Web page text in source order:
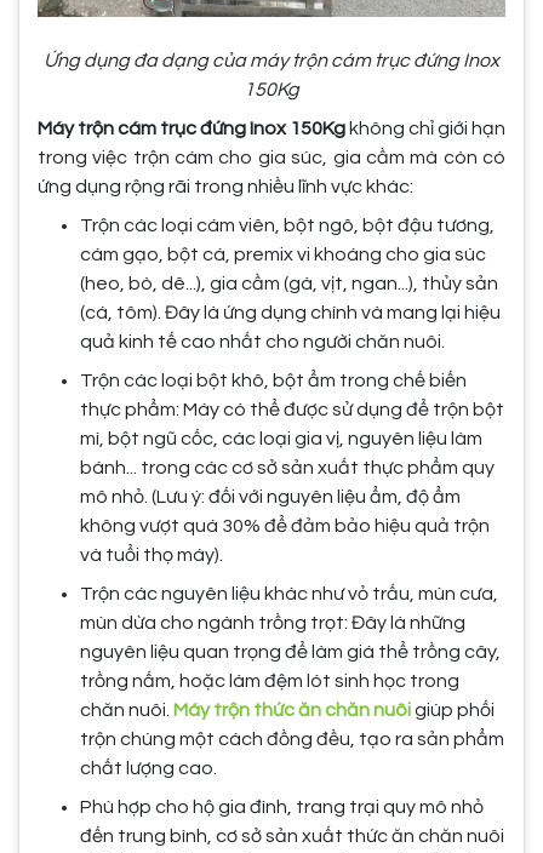
Ứng dụng đa dạng của máy trộn cám trục đứng Inox
150Kg
Máy trộn cám trục đứng Inox 150Kg không chỉ giới hạn
trong việc trộn cám cho gia súc, gia cầm mà còn có
ứng dụng rộng rãi trong nhiều lĩnh vực khác:
Trộn các loại cám viên, bột ngô, bột đậu tương,
cám gạo, bột cá, premix vi khoáng cho gia súc
(heo, bò, dê...), gia cầm (gà, vịt, ngan...), thủy sản
(cá, tôm). Đây là ứng dụng chính và mang lại hiệu
quả kinh tế cao nhất cho người chăn nuôi.
Trộn các loại bột khô, bột ẩm trong chế biến
thực phẩm: Máy có thể được sử dụng để trộn bột
mì, bột ngũ cốc, các loại gia vị, nguyên liệu làm
bánh... trong các cơ sở sản xuất thực phẩm quy
mô nhỏ. (Lưu ý: đối với nguyên liệu ẩm, độ ẩm
không vượt quá 30% để đảm bảo hiệu quả trộn
và tuổi thọ máy).
Trộn các nguyên liệu khác như vỏ trấu, mùn cưa,
mùn dừa cho ngành trồng trọt: Đây là những
nguyên liệu quan trọng để làm giá thể trồng cây,
trồng nấm, hoặc làm đệm lót sinh học trong
chăn nuôi. Máy trộn thức ăn chăn nuôigiúp phối
trộn chúng một cách đồng đều, tạo ra sản phẩm
chất lượng cao.
Phù hợp cho hộ gia đình, trang trại quy mô nhỏ
đến trung bình, cơ sở sản xuất thức ăn chăn nuôi